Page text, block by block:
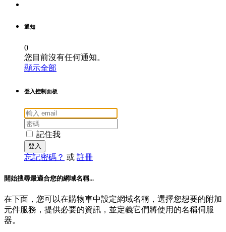
通知
0
您目前沒有任何通知。
顯示全部
登入控制面板
記住我
忘記密碼？ 或 註冊
開始搜尋最適合您的網域名稱...
在下面，您可以在購物車中設定網域名稱，選擇您想要的附加
元件服務，提供必要的資訊，並定義它們將使用的名稱伺服
器。